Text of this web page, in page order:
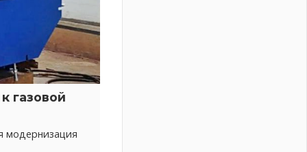
газовой
модернизация